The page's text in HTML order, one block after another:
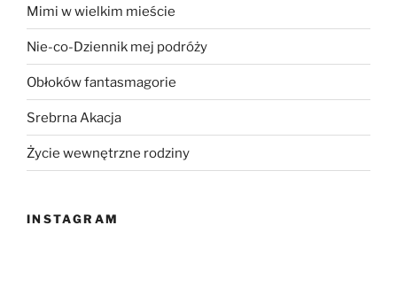
Mimi w wielkim mieście
Nie-co-Dziennik mej podróży
Obłoków fantasmagorie
Srebrna Akacja
Życie wewnętrzne rodziny
INSTAGRAM